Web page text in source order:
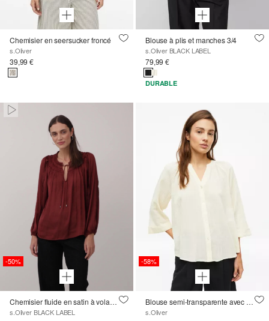
Chemisier en seersucker froncé
s.Oliver
39,99 €
Blouse à plis et manches 3/4
s.Oliver BLACK LABEL
79,99 €
DURABLE
Paused • Muted
-50%
Chemisier fluide en satin à volants
s.Oliver BLACK LABEL
-58%
Blouse semi-transparente avec structure
s.Oliver